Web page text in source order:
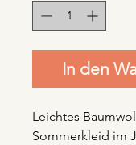
In den
Leichtes
Sommerkleid im